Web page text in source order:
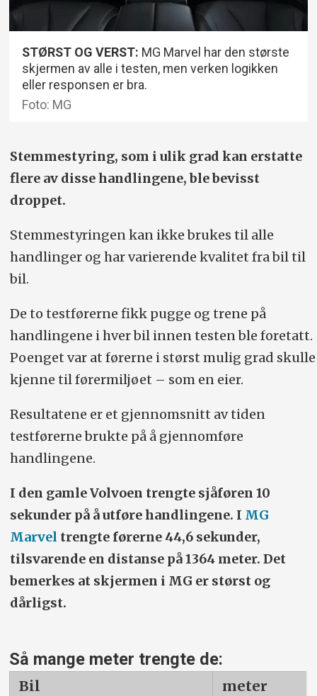
STØRST OG VERST: MG Marvel har den største
skjermen av alle i testen, men verken logikken
eller responsen er bra.
Foto: MG
Stemmestyring, som i ulik grad kan erstatte
flere av disse handlingene, ble bevisst
droppet.
Stemmestyringen kan ikke brukes til alle
handlinger og har varierende kvalitet fra bil til
bil.
De to testførerne fikk pugge og trene på
handlingene i hver bil innen testen ble foretatt.
Poenget var at førerne i størst mulig grad skulle
kjenne til førermiljøet – som en eier.
Resultatene er et gjennomsnitt av tiden
testførerne brukte på å gjennomføre
handlingene.
I den gamle Volvoen trengte sjåføren 10
sekunder på å utføre handlingene. I MG
Marvel trengte førerne 44,6 sekunder,
tilsvarende en distanse på 1364 meter. Det
bemerkes at skjermen i MG er størst og
dårligst.
Så mange meter trengte de:
Bil
meter